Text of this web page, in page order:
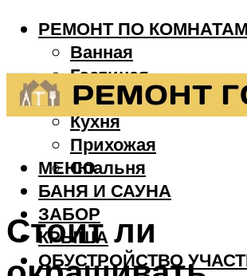
РЕМОНТ ПО КОМНАТАМ
Ванная
Гостиная
Детская
Кухня
Прихожая
Спальня
БАНЯ И САУНА
ЗАБОР
КРЫША
ОБУСТРОЙСТВО
МЕНЮ
Стоит ли